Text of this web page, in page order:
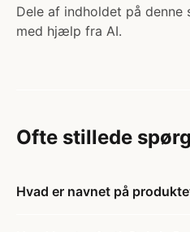
Dele af indholdet på
med hjælp fra AI.
Ofte stillede
Hvad er navnet på